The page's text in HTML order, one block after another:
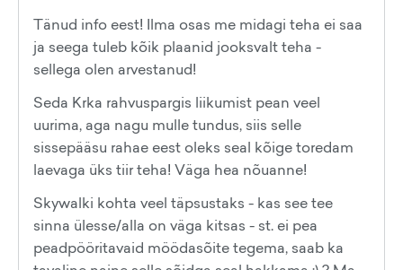
Tänud info eest! Ilma osas me midagi teha ei saa
ja seega tuleb kõik plaanid jooksvalt teha -
sellega olen arvestanud!
Seda Krka rahvuspargis liikumist pean veel
uurima, aga nagu mulle tundus, siis selle
sissepääsu rahae eest oleks seal kõige toredam
laevaga üks tiir teha! Väga hea nõuanne!
Skywalki kohta veel täpsustaks - kas see tee
sinna ülesse/alla on väga kitsas - st. ei pea
peadpööritavaid möödasõite tegema, saab ka